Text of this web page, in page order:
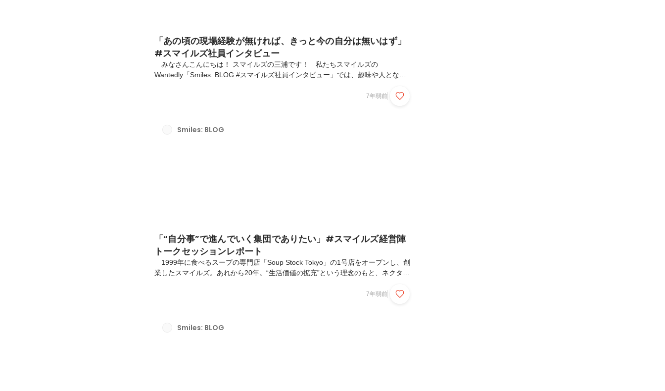
「あの頃の現場経験が無ければ、きっと今の自分は無いはず」
#スマイルズ社員インタビュー
みなさんこんにちは！ スマイルズの三浦です！ 私たちスマイルズの
Wantedly「Smiles: BLOG #スマイルズ社員インタビュー」では、趣味や人とな
いきます。 今回は、大人も子供も楽しめるファミリーレストラン「100本のスプ
い）をご紹介。のんびりとした雰囲気の裏にある、「現場仕事への熱意と想い」に
7年弱前
Smiles: BLOG
「“自分事”で進んでいく集団でありたい」#スマイルズ経営陣
トークセッションレポート
1999年に食べるスープの専門店「Soup Stock Tokyo」の1号店をオープンし、創
業したスマイルズ。あれから20年。“生活価値の拡充”という理念のもと、ネクタイ
あらゆる業態を展開し、既成概念にとらわれず新たな生活の在り方を提案していま
の事業部長との、トークセッションの模様をお届けします。スマイルズをけん引す
7年弱前
Smiles: BLOG